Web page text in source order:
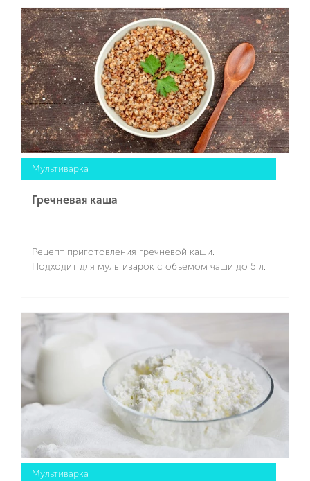
Подробнее
Мультиварка
Гречневая каша
Рецепт приготовления гречневой каши.
Подходит для мультиварок с объемом чаши до 5 л.
Подробнее
Мультиварка